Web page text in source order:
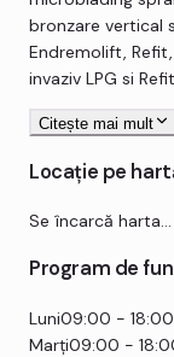
bronzare vertical
Endremolift,
invaziv LPG si Refit
Citește mai mult
Locație pe
Se încarcă harta…
Program de
Luni09:00 - 18:00
Marți09:00 -